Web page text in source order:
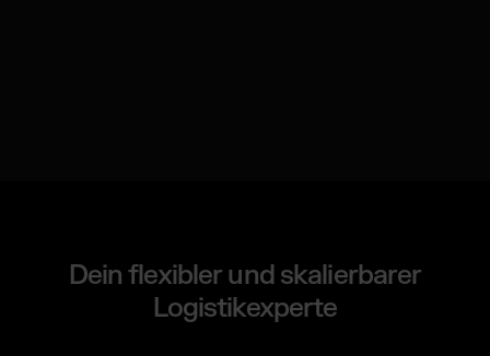
Dein flexibler und skalierbarer
Logistikexperte